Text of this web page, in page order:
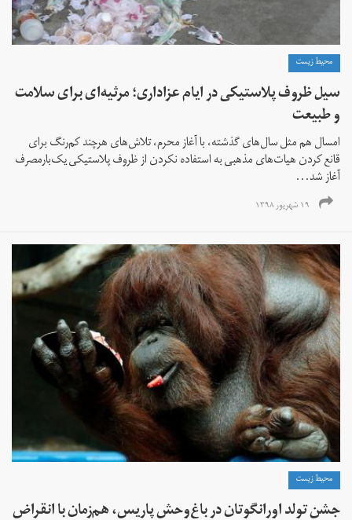
محیط زیست
سیل ظروف پلاستیکی در ایام عزاداری؛ مرثیه‌ای برای سلامت
و طبیعت
امسال هم مثل سال‌های گذشته، با آغاز محرم، تلاش‌های هرچند کم‌رنگ برای
قانع کردن هیات‌های مذهبی به استفاده نکردن از ظروف پلاستیکی یک‌بار‌‌مصرف
آغاز شد...
۱۹ شهریور ۱۳۹۸
محیط زیست
جشن تولد اورانگوتان در باغ‌وحش پاریس، هم‌زمان با انقراض